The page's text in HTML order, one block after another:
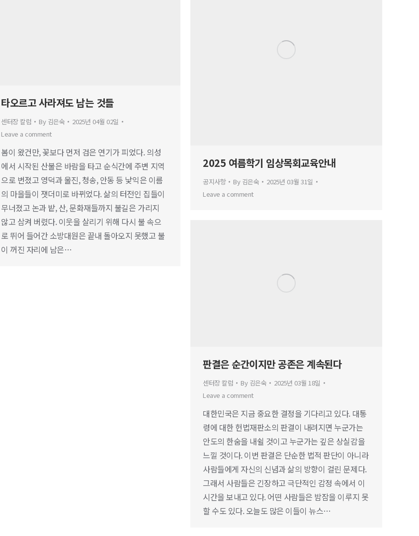
타오르고 사라져도 남는 것들
센터장 칼럼 By 김은숙
2025년 04월 02일
Leave a comment
봄이 왔건만, 꽃보다 먼저 검은 연기가 피었다. 의성
에서 시작된 산불은 바람을 타고 순식간에 주변 지역
으로 번졌고 영덕과 울진, 청송, 안동 등 낯익은 이름
의 마을들이 잿더미로 바뀌었다. 삶의 터전인 집들이
무너졌고 논과 밭, 산, 문화재들까지 불길은 가리지
않고 삼켜 버렸다. 이웃을 살리기 위해 다시 불 속으
로 뛰어 들어간 소방대원은 끝내 돌아오지 못했고 불
이 꺼진 자리에 남은…
2025 여름학기 임상목회교육안내
공지사항 By 김은숙
2025년 03월 31일
Leave a comment
판결은 순간이지만 공존은 계속된다
센터장 칼럼 By 김은숙
2025년 03월 18일
Leave a comment
대한민국은 지금 중요한 결정을 기다리고 있다. 대통
령에 대한 헌법재판소의 판결이 내려지면 누군가는
안도의 한숨을 내쉴 것이고 누군가는 깊은 상실감을
느낄 것이다. 이번 판결은 단순한 법적 판단이 아니라
사람들에게 자신의 신념과 삶의 방향이 걸린 문제다.
그래서 사람들은 긴장하고 극단적인 감정 속에서 이
시간을 보내고 있다. 어떤 사람들은 밤잠을 이루지 못
할 수도 있다. 오늘도 많은 이들이 뉴스…